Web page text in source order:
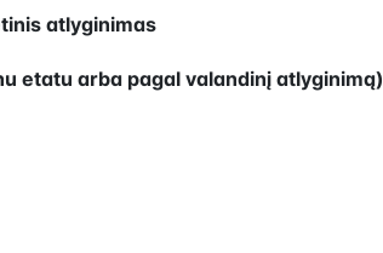
atlyginimas
etatu arba pagal valandinį atlyginimą)